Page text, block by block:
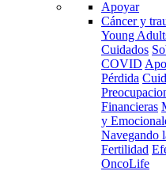
Apoyar
Cáncer y
Young
Cuidados
COVID
Pérdida
Financieras
y
Navegando
Fertilidad
OncoLife